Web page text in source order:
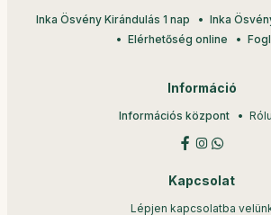
Inka Ösvény Kirándulás 1 nap
Inka
Elérhetőség online
Információ
Információs központ
Kapcsolat
Lépjen kapcsolatba